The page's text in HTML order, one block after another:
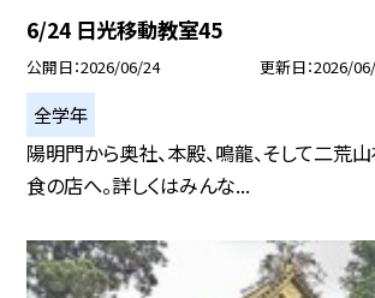
6/24 日光移動教室45
公開日 2026/06/24 更新日 2026/
全学年
陽明門から奥社、本殿、鳴龍、そして二荒
食の店へ。詳しくはみんな...